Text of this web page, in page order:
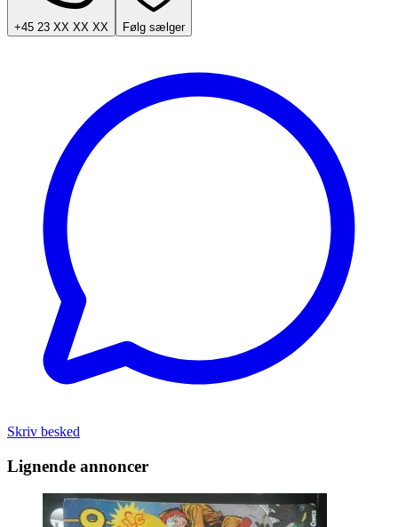
+45 23 XX XX XX Følg sælger
Skriv besked
Lignende annoncer